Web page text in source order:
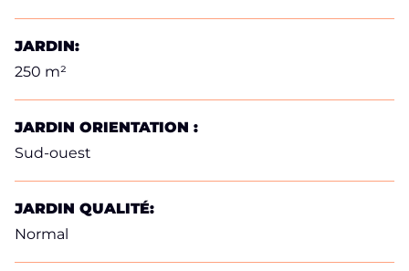
JARDIN:
250 m²
JARDIN ORIENTATION :
Sud-ouest
JARDIN QUALITÉ:
Normal